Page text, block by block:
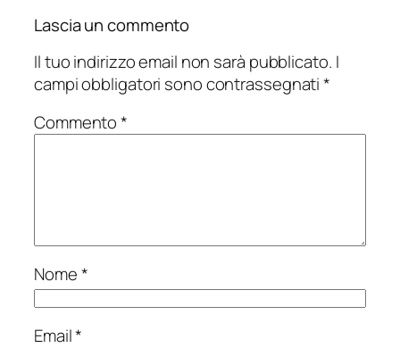
Lascia un commento
Il tuo indirizzo email non sarà pubblicato. I
campi obbligatori sono contrassegnati*
Commento*
Nome*
Email*